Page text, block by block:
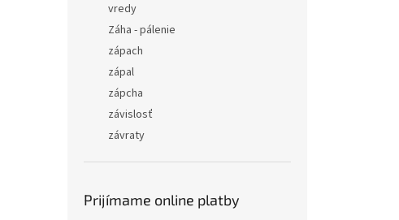
vredy
Záha - pálenie
zápach
zápal
zápcha
závislosť
závraty
Prijímame online platby